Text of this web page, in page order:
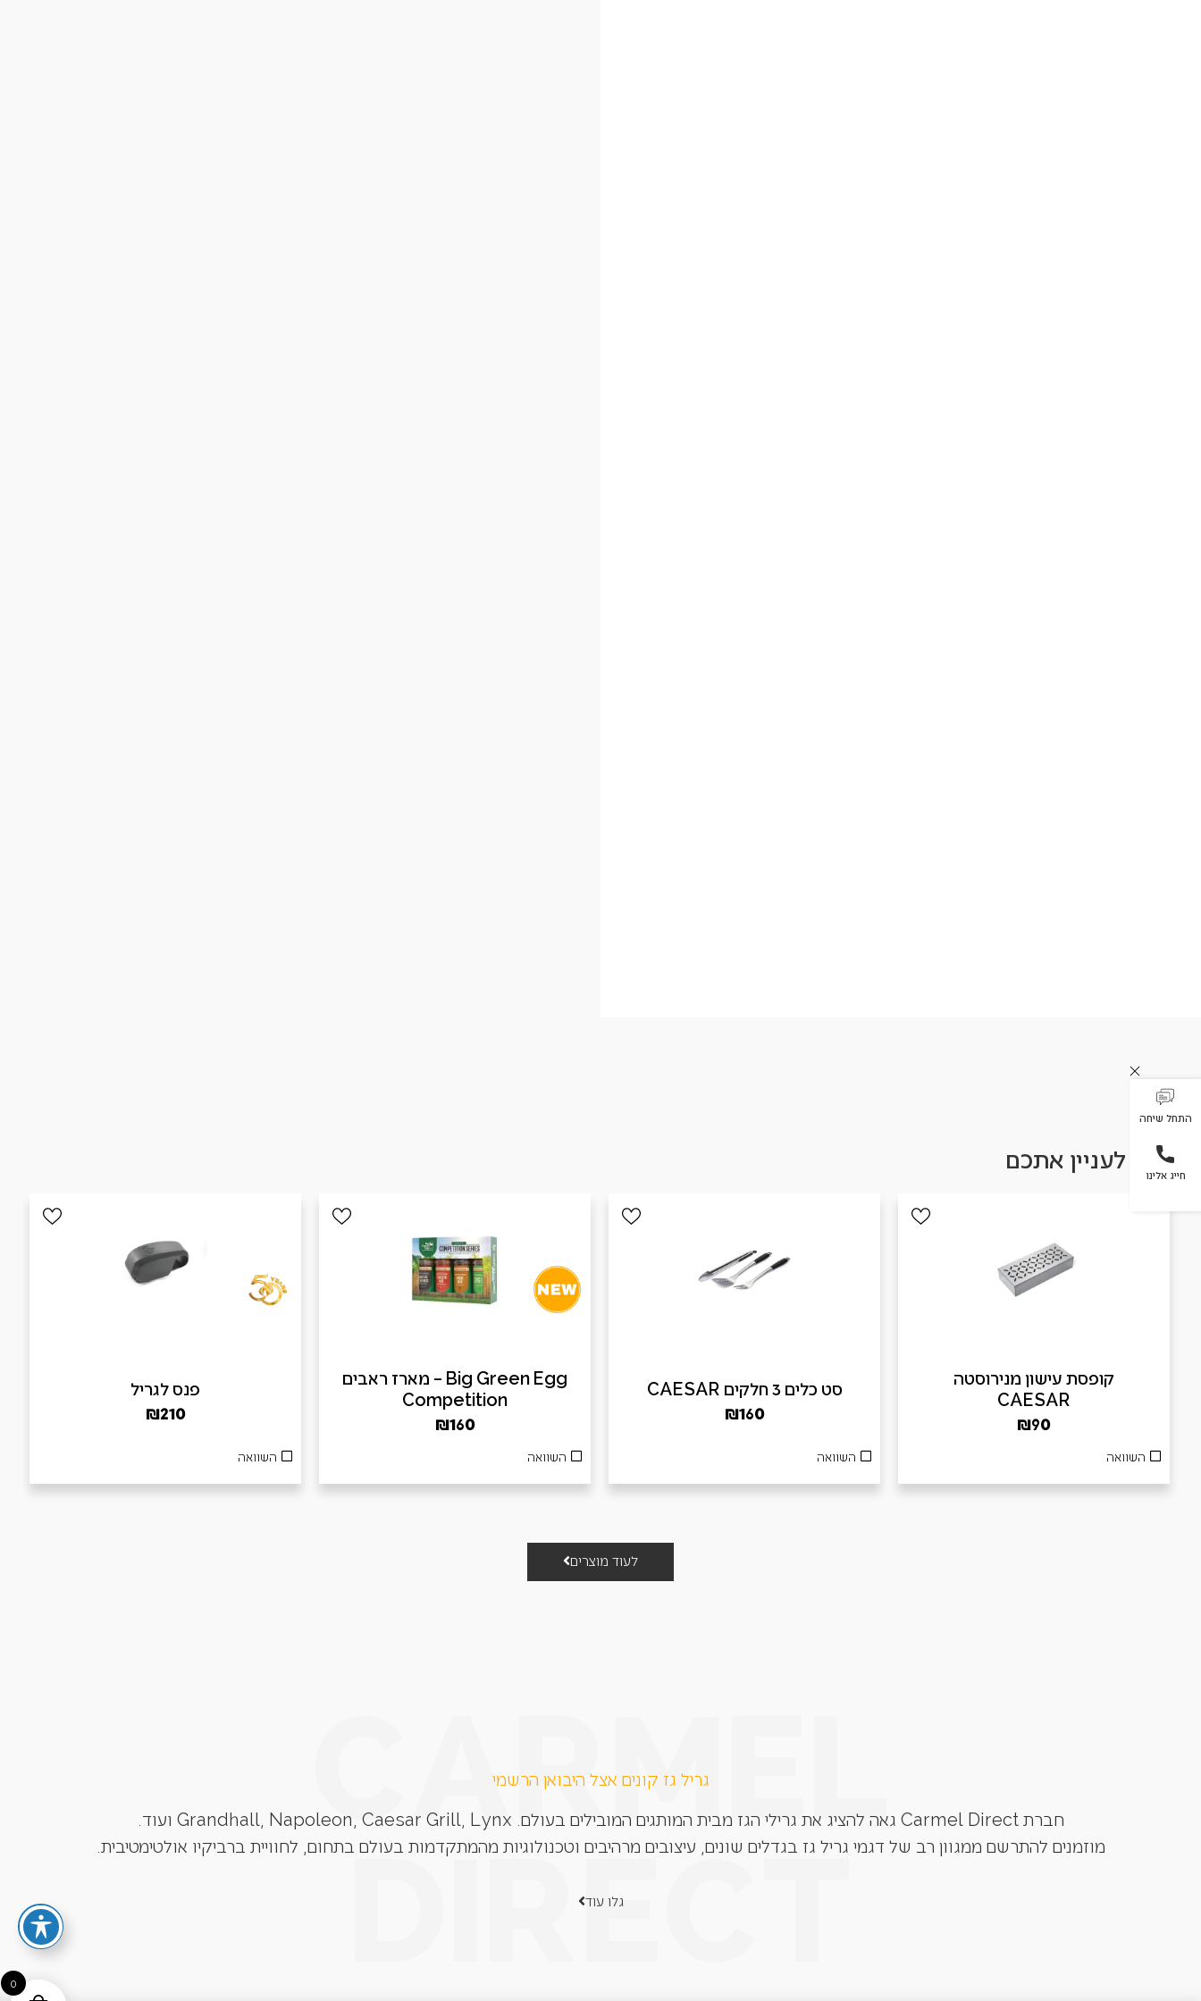
0
התחל שיחה
חייג אלינו
עשוי לעניין אתכם
קופסת עישון מנירוסטה
CAESAR
₪90
השוואה
סט כלים 3 חלקים CAESAR
₪160
השוואה
Big Green Egg – מארז ראבים
Competition
₪160
השוואה
פנס לגריל
₪210
השוואה
לעוד מוצרים
גריל גז קונים אצל היבואן הרשמי
חברת Carmel Direct גאה להציג את גרילי הגז מבית המותגים המובילים בעולם. Grandhall, Napoleon, Caesar Grill, Lynx ועוד.
מוזמנים להתרשם ממגוון רב של דגמי גריל גז בגדלים שונים, עיצובים מרהיבים וטכנולוגיות מהמתקדמות בעולם בתחום, לחוויית ברביקיו אולטימטיבית.
גלו עוד